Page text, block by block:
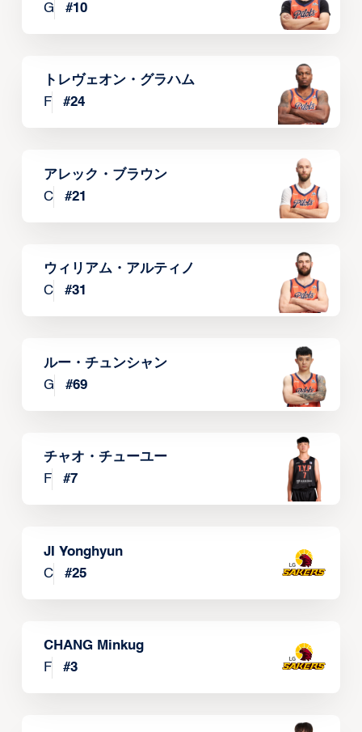
G
#10
トレヴェオン・グラハム
F
#24
アレック・ブラウン
C
#21
ウィリアム・アルティノ
C
#31
ルー・チュンシャン
G
#69
チャオ・チューユー
F
#7
JI Yonghyun
C
#25
CHANG Minkug
F
#3